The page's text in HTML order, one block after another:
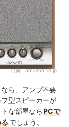
出典：amazon.co.jp
ら、アンプ不要
型スピーカーが
な部屋なら PCで
るでしょう。